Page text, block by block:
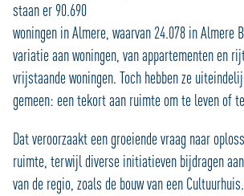
staan er 90.690
woningen in Almere, waarvan 24.078 in Almere
variatie aan woningen, van appartementen en
vrijstaande woningen. Toch hebben ze
gemeen: een tekort aan ruimte om te leven of
Dat veroorzaakt een groeiende vraag naar
ruimte, terwijl diverse initiatieven bijdragen
van de regio, zoals de bouw van een